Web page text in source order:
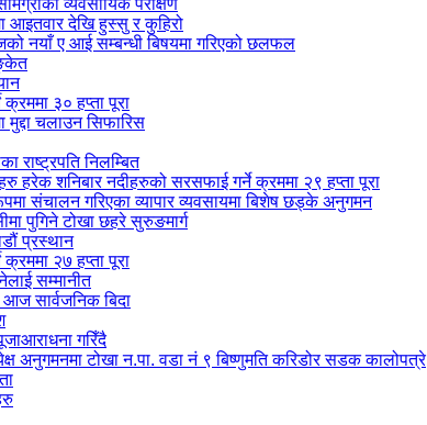
व्यवसायिक परीक्षण
आइतवार देखि हुस्सु र कुहिरो
नयाँ ए आई सम्बन्धी बिषयमा गरिएको छलफल
३० हप्ता पूरा
मुद्दा चलाउन सिफारिस
राष्ट्रपति निलम्बित
हरेक शनिबार नदीहरुको सरसफाई गर्ने क्रममा २९ हप्ता पूरा
संचालन गरिएका व्यापार व्यवसायमा बिशेष छड्के अनुगमन
पुगिने टोखा छहरे सुरुङमार्ग
प्रस्थान
२७ हप्ता पूरा
सम्मानीत
सार्वजनिक बिदा
गरिँदै
अनुगमनमा टोखा न.पा. वडा नं ९ बिष्णुमति करिडोर सडक कालोपत्रे